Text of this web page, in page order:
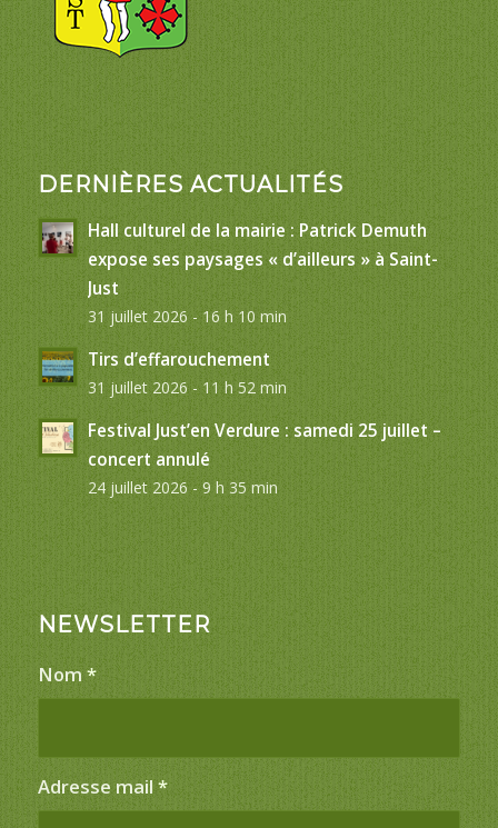
DERNIÈRES ACTUALITÉS
Hall culturel de la mairie : Patrick Demuth
expose ses paysages « d’ailleurs » à Saint-
Just
31 juillet 2026 - 16 h 10 min
Tirs d’effarouchement
31 juillet 2026 - 11 h 52 min
Festival Just’en Verdure : samedi 25 juillet –
concert annulé
24 juillet 2026 - 9 h 35 min
NEWSLETTER
Nom *
Adresse mail *